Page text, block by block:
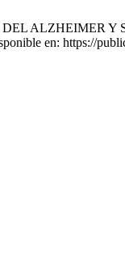
DEL
en: https://